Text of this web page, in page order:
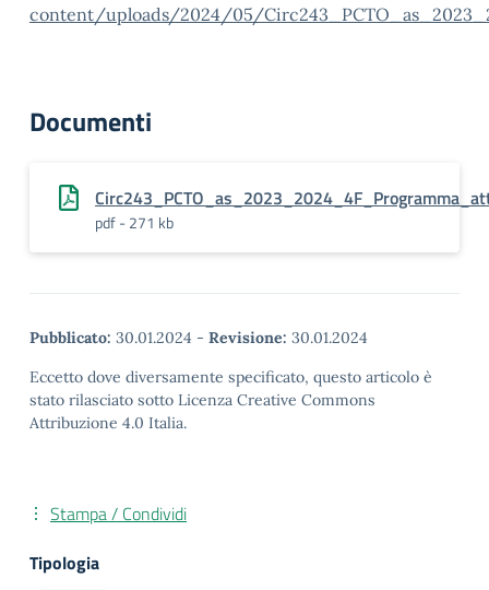
content/uploads/2024/05/
Documenti
pdf - 271 kb
Pubblicato: 30.01.2024 - Revisione: 30.01.2024
Eccetto dove diversamente specificato, questo articolo è
stato rilasciato sotto Licenza Creative Commons
Attribuzione 4.0 Italia.
Stampa / Condividi
Tipologia